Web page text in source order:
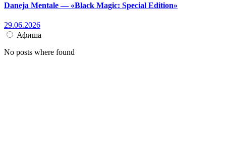
Daneja Mentale — «Black Magic: Special Edition»
29.06.2026
Афиша
No posts where found